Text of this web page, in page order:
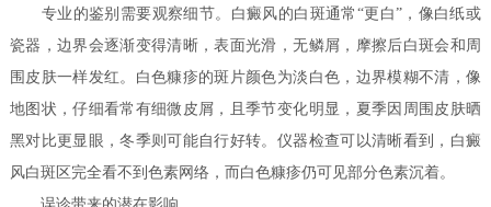
专业的鉴别需要观察细节。白癜风的白斑通常“更白”，像白纸或
瓷器，边界会逐渐变得清晰，表面光滑，无鳞屑，摩擦后白斑会和周
围皮肤一样发红。白色糠疹的斑片颜色为淡白色，边界模糊不清，像
地图状，仔细看常有细微皮屑，且季节变化明显，夏季因周围皮肤晒
黑对比更显眼，冬季则可能自行好转。仪器检查可以清晰看到，白癜
风白斑区完全看不到色素网络，而白色糠疹仍可见部分色素沉着。